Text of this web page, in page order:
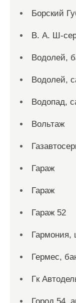
Борский
В. А. Ш-
Водолей,
Водолей,
Водопад,
Вольтаж
Гараж
Гараж
Гараж 52
Гармония,
Гермес,
Гк